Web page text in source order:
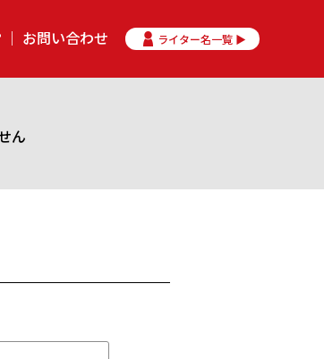
お問い合わせ ライター名一覧 ▶
ん